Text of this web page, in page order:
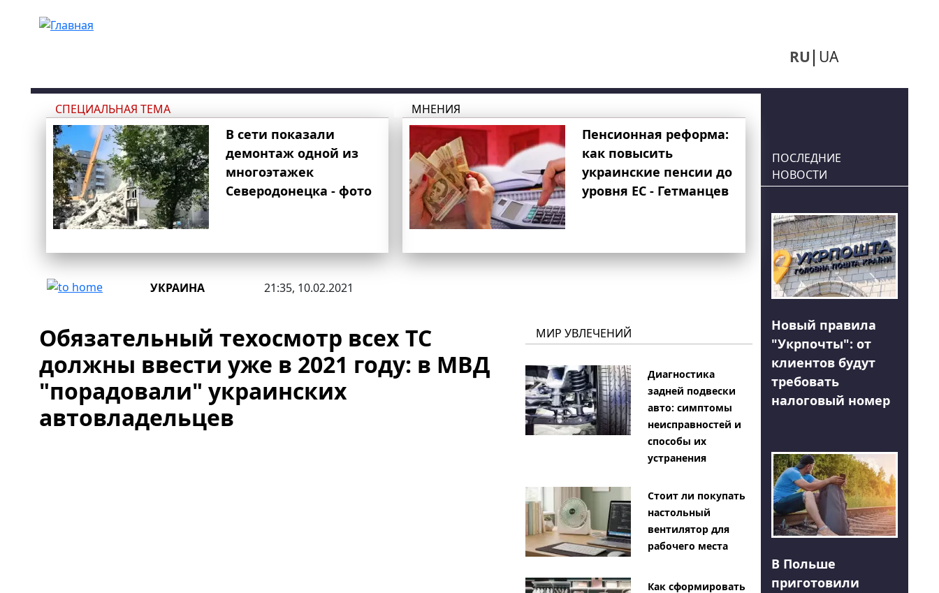
RU UA
СПЕЦИАЛЬНАЯ ТЕМА
В сети показали
демонтаж одной из
многоэтажек
Северодонецка - фото
МНЕНИЯ
Пенсионная реформа:
как повысить
украинские пенсии до
уровня ЕС - Гетманцев
УКРАИНА 21:35, 10.02.2021
Обязательный техосмотр всех ТС
должны ввести уже в 2021 году: в МВД
"порадовали" украинских
автовладельцев
МИР УВЛЕЧЕНИЙ
Диагностика
задней подвески
авто: симптомы
неисправностей и
способы их
устранения
Стоит ли покупать
настольный
вентилятор для
рабочего места
Как сформировать
ПОСЛЕДНИЕ
НОВОСТИ
Новый правила
"Укрпочты": от
клиентов будут
требовать
налоговый номер
В Польше
приготовили